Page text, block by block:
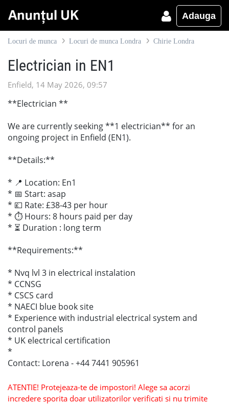
Adauga
Locuri de munca Locuri de munca Londra Chirie Londra
Electrician in EN1
Enfield, 14 May 2026, 09:57
**Electrician **
We are currently seeking **1 electrician** for an
ongoing project in Enfield (EN1).
**Details:**
* 📍 Location: En1
* 📅 Start: asap
* 💷 Rate: £38-43 per hour
* ⏱️ Hours: 8 hours paid per day
* ⏳ Duration : long term
**Requirements:**
* Nvq lvl 3 in electrical instalation
* CCNSG
* CSCS card
* NAECI blue book site
* Experience with industrial electrical system and
control panels
* UK electrical certification
*
Contact: Lorena - +44 7441 905961
ATENTIE! Protejeaza-te de impostori! Alege sa acorzi
incredere sporita doar utilizatorilor verificati si nu trimite